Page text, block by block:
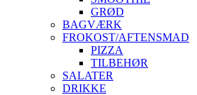
GRØD
BAGVÆRK
FROKOST/AFTENSMAD
PIZZA
TILBEHØR
SALATER
DRIKKE